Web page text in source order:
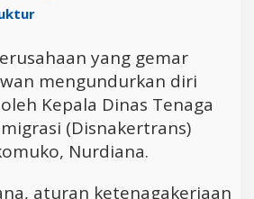
yang gemar
mengundurkan diri
Kepala Dinas Tenaga
(Disnakertrans)
Nurdiana.
aturan ketenagakerjaan